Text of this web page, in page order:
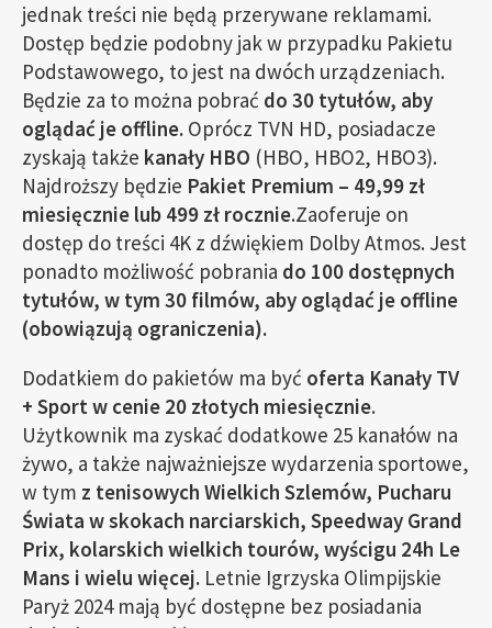
jednak treści nie będą przerywane reklamami.
Dostęp będzie podobny jak w przypadku Pakietu
Podstawowego, to jest na dwóch urządzeniach.
Będzie za to można pobrać do 30 tytułów, aby
oglądać je offline. Oprócz TVN HD, posiadacze
zyskają także kanały HBO (HBO, HBO2, HBO3).
Najdroższy będzie Pakiet Premium – 49,99 zł
miesięcznie lub 499 zł rocznie.Zaoferuje on
dostęp do treści 4K z dźwiękiem Dolby Atmos. Jest
ponadto możliwość pobrania do 100 dostępnych
tytułów, w tym 30 filmów, aby oglądać je offline
(obowiązują ograniczenia).
Dodatkiem do pakietów ma być oferta Kanały TV
+ Sport w cenie 20 złotych miesięcznie.
Użytkownik ma zyskać dodatkowe 25 kanałów na
żywo, a także najważniejsze wydarzenia sportowe,
w tym z tenisowych Wielkich Szlemów, Pucharu
Świata w skokach narciarskich, Speedway Grand
Prix, kolarskich wielkich tourów, wyścigu 24h Le
Mans i wielu więcej. Letnie Igrzyska Olimpijskie
Paryż 2024 mają być dostępne bez posiadania